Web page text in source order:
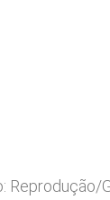
Reprodução/